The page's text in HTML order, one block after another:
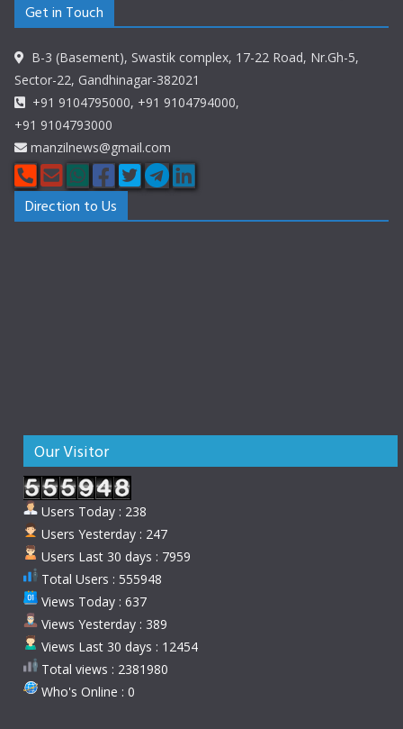
Get in Touch
B-3 (Basement), Swastik complex, 17-22 Road, Nr.Gh-5,
Sector-22, Gandhinagar-382021
+91 9104795000, +91 9104794000,
+91 9104793000
manzilnews@gmail.com
Direction to Us
Our Visitor
Users Today : 238
Users Yesterday : 247
Users Last 30 days : 7959
Total Users : 555948
Views Today : 637
Views Yesterday : 389
Views Last 30 days : 12454
Total views : 2381980
Who's Online : 0